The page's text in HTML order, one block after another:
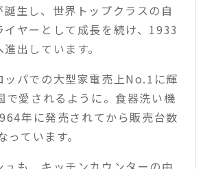
誕生し、世界トップクラスの自
ヤーとして成長を続け、1933
出しています。
ッパでの大型家電売上No.1に輝
で愛されるように。食器洗い機
年に発売されてから販売台数
っています。